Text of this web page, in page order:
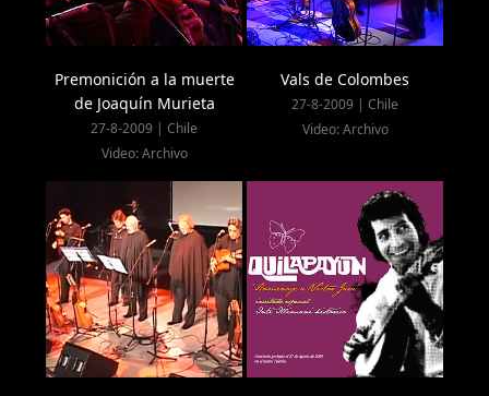
Premonición a la muerte
de Joaquín Murieta
27-8-2009 | Chile
Video: Archivo
Vals de Colombes
27-8-2009 | Chile
Video: Archivo